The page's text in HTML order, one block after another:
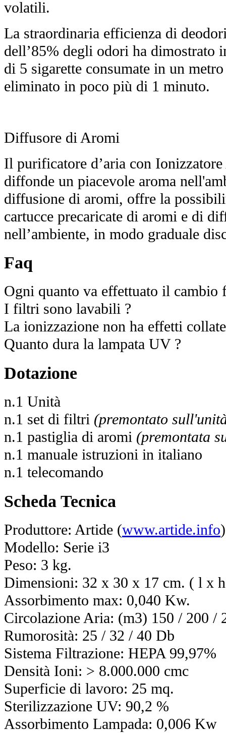
volatili.
La straordinaria efficienza di
dell’85% degli odori ha dimostrato
di 5 sigarette consumate in un
eliminato in poco più di 1 minuto.
Diffusore di Aromi
Il purificatore d’aria con
diffonde un piacevole aroma
diffusione di aromi, offre la
cartucce precaricate di aromi e di
nell’ambiente, in modo graduale
Faq
Ogni quanto va effettuato il cambio
I filtri sono lavabili ?
La ionizzazione non ha effetti
Quanto dura la lampata UV ?
Dotazione
n.1 Unità
n.1 set di filtri (premontato
n.1 pastiglia di aromi (premontata
n.1 manuale istruzioni in italiano
n.1 telecomando
Scheda Tecnica
Produttore: Artide (www.artide.info)
Modello: Serie i3
Peso: 3 kg.
Dimensioni: 32 x 30 x 17 cm. ( l x
Assorbimento max: 0,040 Kw.
Circolazione Aria: (m3) 150 / 200 /
Rumorosità: 25 / 32 / 40 Db
Sistema Filtrazione: HEPA 99,97%
Densità Ioni: > 8.000.000 cmc
Superficie di lavoro: 25 mq.
Sterilizzazione UV: 90,2 %
Assorbimento Lampada: 0,006 Kw